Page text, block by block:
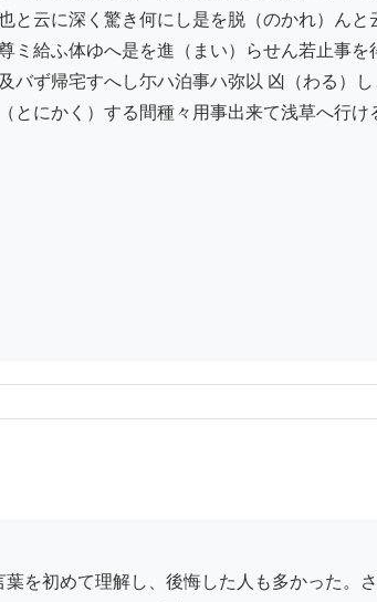
と云に深く驚き何にし是を脱（のかれ）んと
ミ給ふ体ゆへ是を進（まい）らせん若止事を
バず帰宅すへし尓ハ泊事ハ弥以 凶（わる）し
とにかく）する間種々用事出来て浅草へ行け